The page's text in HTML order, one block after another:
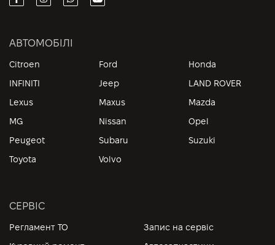
АВТОМОБІЛІ
Citroen Ford
Honda
INFINITI
Jeep
LAND ROVER
Lexus
Maxus
Mazda
MG
Nissan
Opel
Peugeot
Subaru
Suzuki
Toyota
Volvo
СЕРВІС
Регламент ТО
Запис на сервіс